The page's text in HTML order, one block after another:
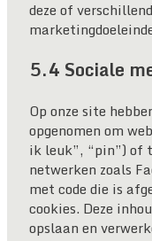
deze of
5.4 Sociale
Op onze site
opgenomen om
ik leuk”, “pin”) of
netwerken zoals
met code die is
cookies. Deze
opslaan en